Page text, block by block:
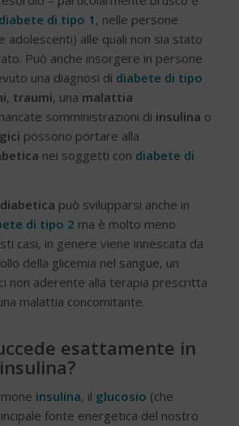
diabete di tipo 1 , nelle persone
adolescenti) alle quali non sia stato
Può anche insorgere in persone
una diagnosi di diabete di tipo
, traumi, una malattia
somministrazioni di insulina o
possono portare alla
nei soggetti con diabete di
può svilupparsi anche in
di tipo 2 ma è molto meno
casi, in genere viene innescata da
della glicemia nel sangue, un
non aderente alla terapia prescritta
malattia concomitante.
esattamente in
insulina, il glucosio (che
fonte energetica del nostro